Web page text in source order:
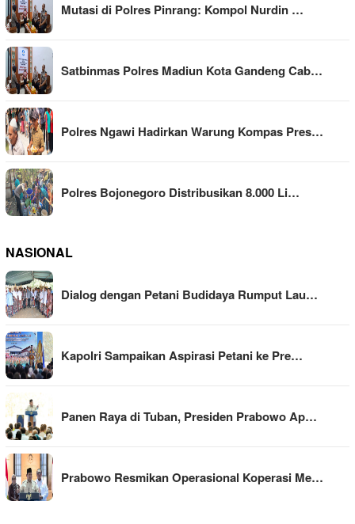
Mutasi di Polres Pinrang: Kompol Nurdin …
Satbinmas Polres Madiun Kota Gandeng Cab…
Polres Ngawi Hadirkan Warung Kompas Pres…
Polres Bojonegoro Distribusikan 8.000 Li…
NASIONAL
Dialog dengan Petani Budidaya Rumput Lau…
Kapolri Sampaikan Aspirasi Petani ke Pre…
Panen Raya di Tuban, Presiden Prabowo Ap…
Prabowo Resmikan Operasional Koperasi Me…